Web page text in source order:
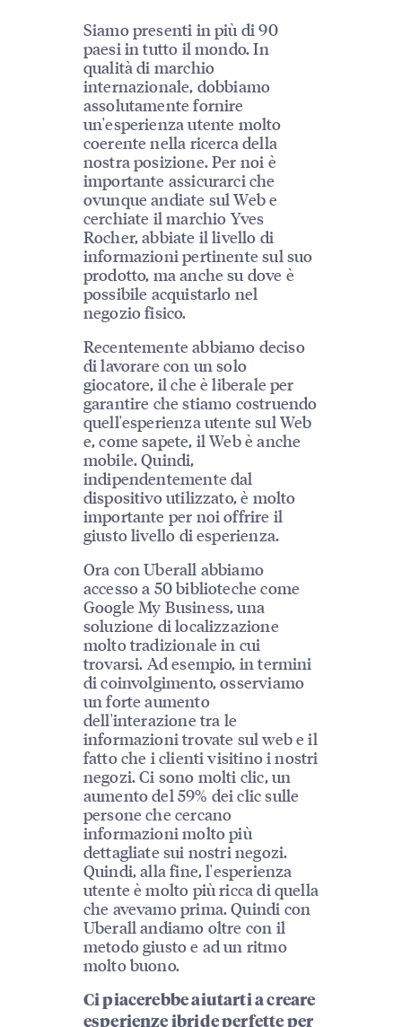
Siamo presenti in più di 90
paesi in tutto il mondo. In
qualità di marchio
internazionale, dobbiamo
assolutamente fornire
un'esperienza utente molto
coerente nella ricerca della
nostra posizione. Per noi è
importante assicurarci che
ovunque andiate sul Web e
cerchiate il marchio Yves
Rocher, abbiate il livello di
informazioni pertinente sul suo
prodotto, ma anche su dove è
possibile acquistarlo nel
negozio fisico.
Recentemente abbiamo deciso
di lavorare con un solo
giocatore, il che è liberale per
garantire che stiamo costruendo
quell'esperienza utente sul Web
e, come sapete, il Web è anche
mobile. Quindi,
indipendentemente dal
dispositivo utilizzato, è molto
importante per noi offrire il
giusto livello di esperienza.
Ora con Uberall abbiamo
accesso a 50 biblioteche come
Google My Business, una
soluzione di localizzazione
molto tradizionale in cui
trovarsi. Ad esempio, in termini
di coinvolgimento, osserviamo
un forte aumento
dell'interazione tra le
informazioni trovate sul web e il
fatto che i clienti visitino i nostri
negozi. Ci sono molti clic, un
aumento del 59% dei clic sulle
persone che cercano
informazioni molto più
dettagliate sui nostri negozi.
Quindi, alla fine, l'esperienza
utente è molto più ricca di quella
che avevamo prima. Quindi con
Uberall andiamo oltre con il
metodo giusto e ad un ritmo
molto buono.
Ci piacerebbe aiutarti a creare
esperienze ibride perfette per